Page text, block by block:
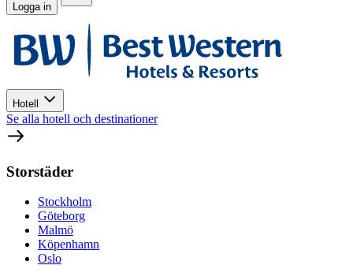
Logga in
Hotell
Se alla hotell och destinationer
Storstäder
Stockholm
Göteborg
Malmö
Köpenhamn
Oslo